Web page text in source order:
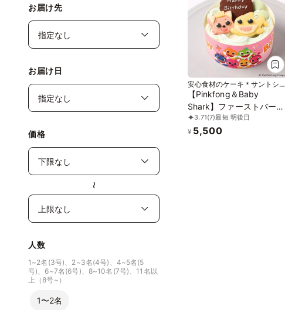
お届け先
お届け日
価格
〜
人数
1~2名(3号)、2~3名(4号)、4~5名(5
号)、6~7名(6号)、8~10名(7号)、11名以
上（8号~）
1〜2名
安心食材のケーキ＊サントシャ
ペル
【Pinkfong＆Baby
Shark】ファーストバース
デーケーキ
3.71(7)最短 明後日
¥ 5,500